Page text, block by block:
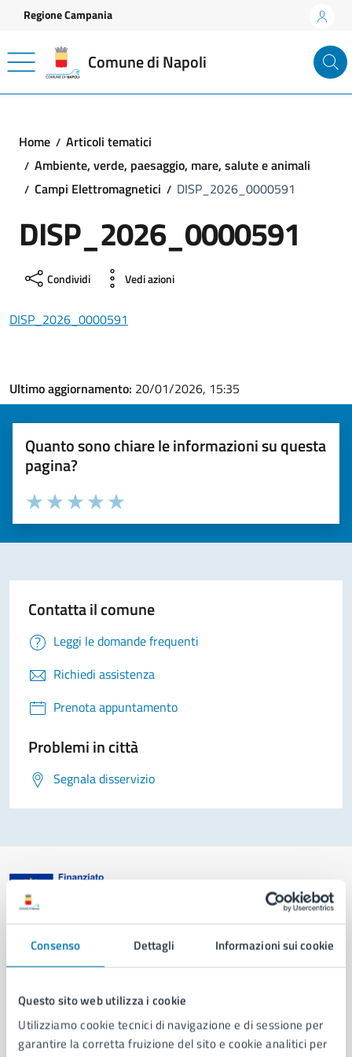
Consenso Dettagli Informazioni sui cookie
Questo sito web utilizza i cookie
Utilizziamo cookie tecnici di navigazione e di sessione per
garantire la corretta fruizione del sito e cookie analitici per
Vai ai contenuti
Vai al footer
Regione Campania
Comune di Napoli
Home
Articoli tematici
Ambiente, verde, paesaggio, mare, salute e animali
Campi Elettromagnetici
DISP_2026_0000591
DISP_2026_0000591
Condividi Vedi azioni
DISP_2026_0000591
Ultimo aggiornamento: 20/01/2026, 15:35
Quanto sono chiare le informazioni su questa
pagina?
Valuta la chiarezza delle informazioni (da 1 a 5 stelle)
Seleziona il numero di stelle per valutare la chiarezza delle
Valuta 5 stelle su 5
Valuta 4 stelle su 5
Valuta 3 stelle su 5
Valuta 2 stelle su 5
Valuta 1 stelle su 5
Contatta il comune
Leggi le domande frequenti
Richiedi assistenza
Prenota appuntamento
Problemi in città
Segnala disservizio
Aree amministrative
Organi di governo
Municipalità